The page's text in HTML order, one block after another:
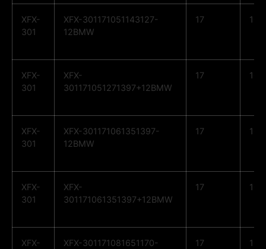
XFX-
301
XFX-301171051143127-
12BMW
17 10
XFX-
301
XFX-
301171051271397+12BMW
17 10
XFX-
301
XFX-301171061351397-
12BMW
17 10
XFX-
301
XFX-
301171061351397+12BMW
17 10
XFX-
XFX-301171081651170-
17 10